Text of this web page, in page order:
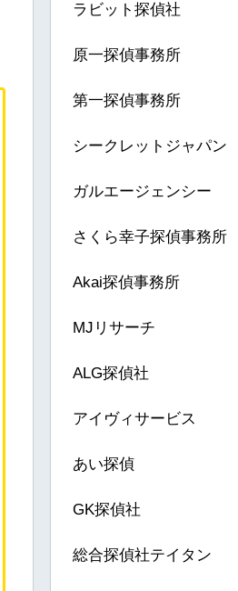
ラビット探偵社
原一探偵事務所
第一探偵事務所
シークレットジャパン
ガルエージェンシー
さくら幸子探偵事務所
Akai探偵事務所
MJリサーチ
ALG探偵社
アイヴィサービス
あい探偵
GK探偵社
総合探偵社テイタン